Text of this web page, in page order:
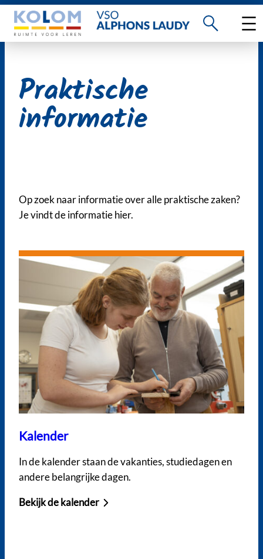
Ga
naar
de
Praktische
informatie
Op zoek naar informatie over alle praktische zaken?
Je vindt de informatie hier.
Kalender
In de kalender staan de vakanties, studiedagen en
andere belangrijke dagen.
Bekijk de kalender